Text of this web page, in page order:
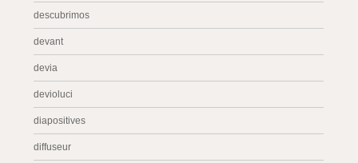
descubrimos
devant
devia
devioluci
diapositives
diffuseur